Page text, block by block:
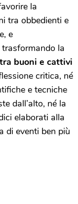
la
tra obbedienti e
e
la
buoni e cattivi
critica, né
e tecniche
dall’alto, né la
elaborati alla
di eventi ben più